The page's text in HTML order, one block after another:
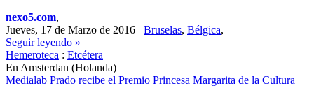
nexo5.com,
Jueves, 17 de Marzo de 2016 Bruselas, Bélgica,
Seguir leyendo »
Hemeroteca : Etcétera
En Amsterdan (Holanda)
Medialab Prado recibe el Premio Princesa Margarita de la Cultura